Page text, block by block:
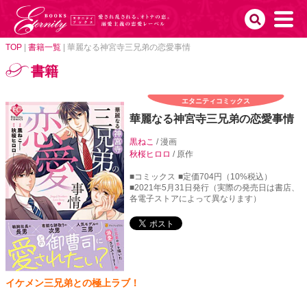
TOP 書籍一覧 華麗なる神宮寺三兄弟の恋愛事情
書籍
エタニティコミックス
華麗なる神宮寺三兄弟の恋愛事情
黒ねこ/ 漫画
秋桜ヒロロ/ 原作
■コミックス ■定価704円（10%税込）
■2021年5月31日発行（実際の発売日は書店、
各電子ストアによって異なります）
イケメン三兄弟との極上ラブ！